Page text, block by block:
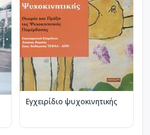
Εγχειρίδιο ψυχοκινητικής